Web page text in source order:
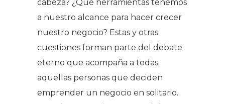
cabeza? ¿Qué herramientas tenemos
a nuestro alcance para hacer crecer
nuestro negocio? Estas y otras
cuestiones forman parte del debate
eterno que acompaña a todas
aquellas personas que deciden
emprender un negocio en solitario.